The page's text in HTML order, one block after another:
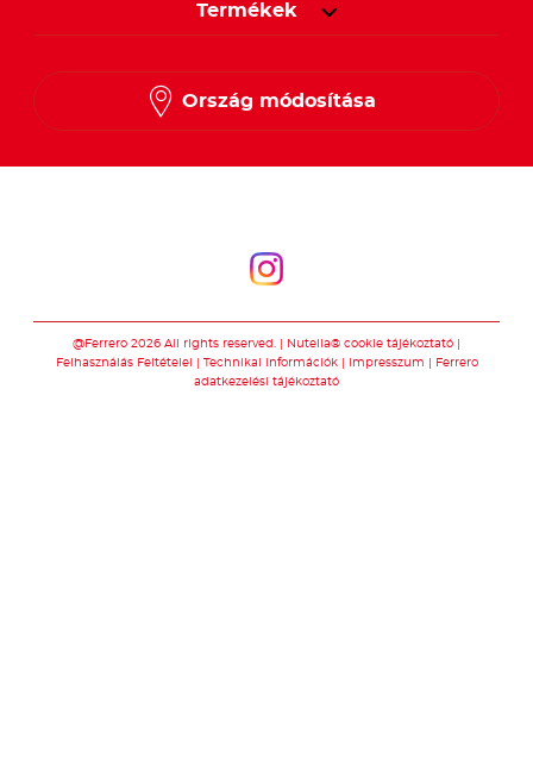
Termékek
Ország módosítása
@Ferrero 2026 All rights reserved.
Nutella® cookie tájékoztató
Felhasználás Feltételei
Technikai információk Impresszum
Ferrero
adatkezelési tájékoztató